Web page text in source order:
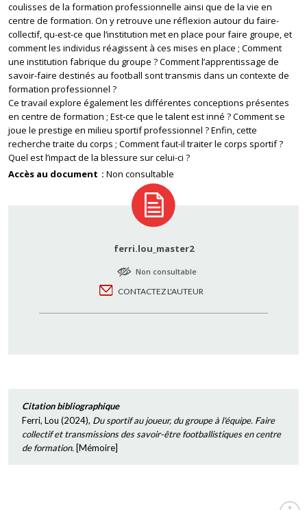
coulisses de la formation professionnelle ainsi que de la vie en
centre de formation. On y retrouve une réflexion autour du faire-
collectif, qu-est-ce que l’institution met en place pour faire groupe, et
comment les individus réagissent à ces mises en place ; Comment
une institution fabrique du groupe ? Comment l’apprentissage de
savoir-faire destinés au football sont transmis dans un contexte de
formation professionnel ?
Ce travail explore également les différentes conceptions présentes
en centre de formation ; Est-ce que le talent est inné ? Comment se
joue le prestige en milieu sportif professionnel ? Enfin, cette
recherche traite du corps ; Comment faut-il traiter le corps sportif ?
Quel est l’impact de la blessure sur celui-ci ?
Accès au document
Non consultable
ferri.lou_master2
Non consultable
CONTACTEZ L'AUTEUR
Citation bibliographique
Ferri, Lou (2024), Du sportif au joueur, du groupe à l'équipe. Faire
collectif et transmissions des savoir-être footballistiques en centre
de formation. [Mémoire]